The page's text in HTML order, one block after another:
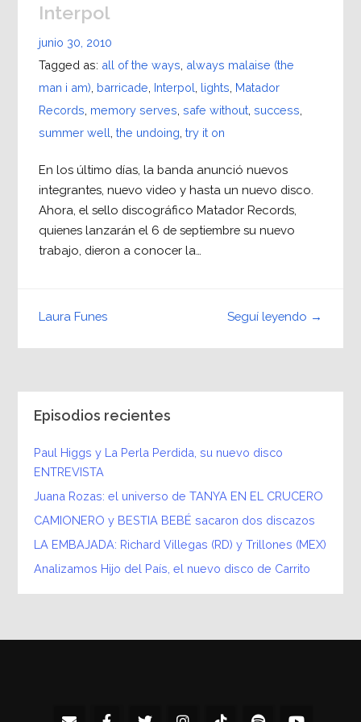
Interpol
junio 30, 2010
Tagged as: all of the ways always malaise (the
man i am) barricade Interpol lights Matador
Records memory serves safe without, success
summer well the undoing try it on
En los último días, la banda anunció nuevos
integrantes, nuevo video y hasta un nuevo disco.
Ahora, el sello discográfico Matador Records,
quienes lanzarán el 6 de septiembre su nuevo
trabajo, dieron a conocer la…
Seguí leyendo →
Laura Funes
Episodios recientes
Paul Higgs y La Perla Perdida, su nuevo disco
ENTREVISTA
Juana Rozas: el universo de TANYA EN EL CRUCERO
CAMIONERO y BESTIA BEBÉ sacaron dos discazos
LA EMBAJADA: Richard Villegas (RD) y Trillones (MEX)
Analizamos Hijo del País, el nuevo disco de Carrito